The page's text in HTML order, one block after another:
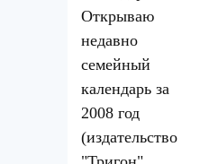
Открываю
недавно
семейный
календарь за
2008 год
(издательство